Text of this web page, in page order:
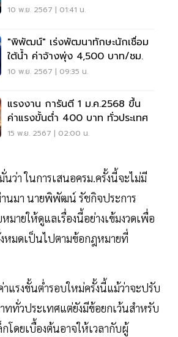
แรงงานไทย
10 พ.ย. 2567 | 01:41 น.
"พิพัฒน์" เร่งพัฒนาทักษะนักเชื่อม
ใต้น้ำ ค่าจ้างพุ่ง 4,500 บาท/ชม.
10 พ.ย. 2567 | 09:35 น.
แรงงาน การันตี 1 ม.ค.2568 ขึ้น
ค่าแรงขั้นต่ำ 400 บาท ทั่วประเทศ
15 พ.ย. 2567 | 02:00 น.
ว่า ในการเสนอครม.ครั้งนี้จะไม่มี
นมา นายพิพัฒน์ รัชกิจประการ
มายให้ดูแลเรื่องนี้อย่างเข้มงวดเพื่อ
หมดเป็นไปตามข้อกฎหมายที่
แรงขั้นต่ำรอบใหม่ครั้งนี้แม้ว่าจะปรับ
ทั่วประเทศแต่ยังมีข้อยกเว้นสำหรับ
กโดยเบื้องต้นอาจให้เวลากับผู้